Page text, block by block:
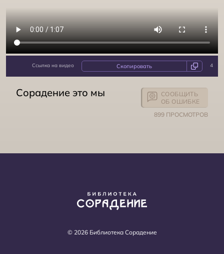
Ссылка на видео 4
Сорадение это мы
СООБЩИТЬ
ОБ ОШИБКЕ
899 ПРОСМОТРОВ
© 2026 Библиотека Сорадение